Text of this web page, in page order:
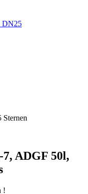
DN25
ADGF 50l,
!